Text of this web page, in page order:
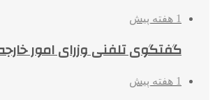
1 هفته پیش
گفتگوی تلفنی وزرای امور
1 هفته پیش